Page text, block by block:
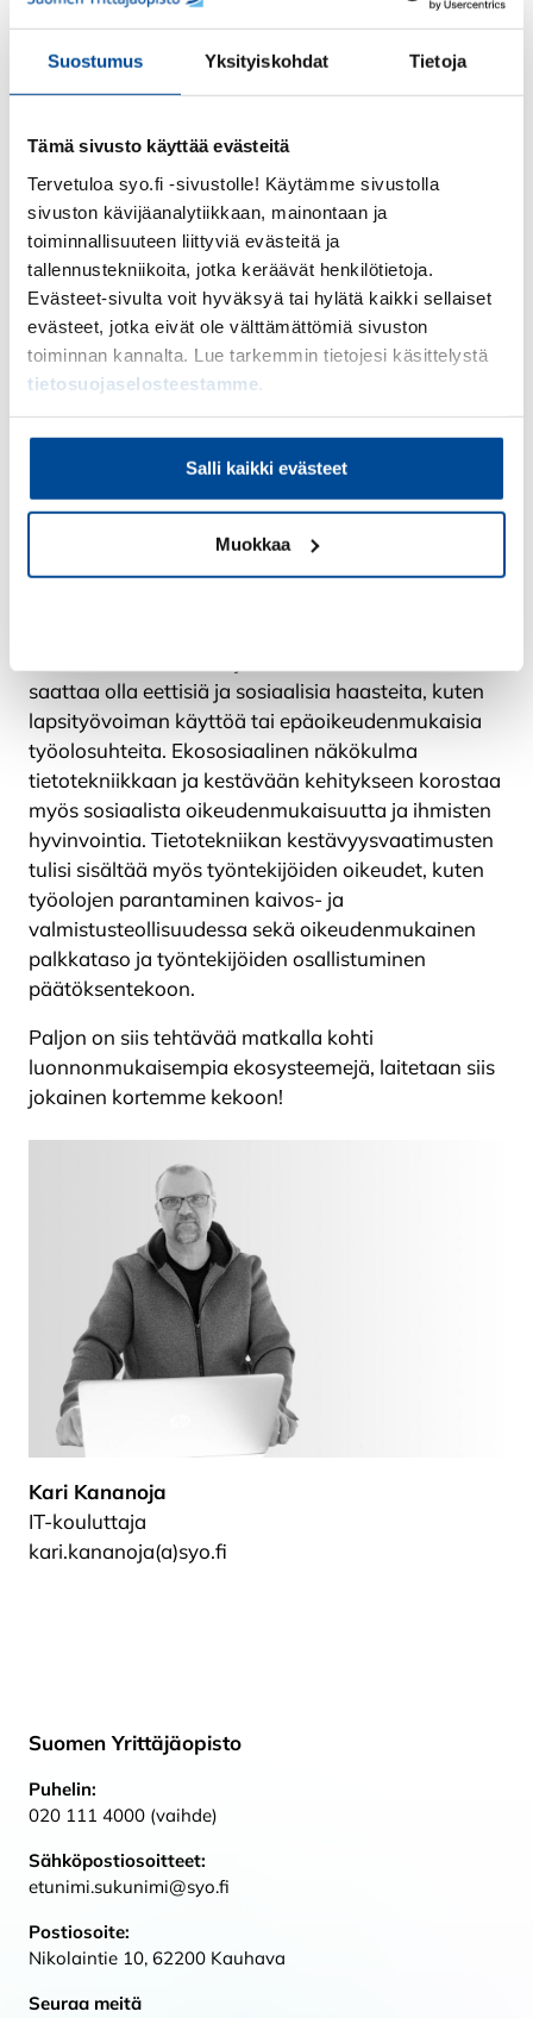
Suostumus Yksityiskohdat Tietoja
Tämä sivusto käyttää evästeitä
Tervetuloa syo.fi -sivustolle! Käytämme sivustolla
sivuston kävijäanalytiikkaan, mainontaan ja
toiminnallisuuteen liittyviä evästeitä ja
tallennustekniikoita, jotka keräävät henkilötietoja.
Evästeet-sivulta voit hyväksyä tai hylätä kaikki sellaiset
evästeet, jotka eivät ole välttämättömiä sivuston
toiminnan kannalta. Lue tarkemmin tietojesi käsittelystä
tietosuojaselosteestamme
Salli kaikki evästeet
Muokkaa
Lisäksi elektroniikkalaitteiden valmistus ja käyttö
kuten elektroniikkajätteitä, jotka päätyvät usein
kaatopaikoille tai väärin käsiteltyinä ympäristöön.
terveysriskejä paikallisille yhteisöille sekä luontoon.
Ekososiaalinen näkökulma
Tietotekniikan ja kestävän kehityksen välisen
suhteen tarkasteluun voi myös sisällyttää
ekososiaalisen näkökulman. Ekososiaalinen
näkökulma korostaa luonnon ja yhteiskunnan
välisen tasapainon merkitystä kestävässä
kehityksessä. Yksi keskeinen osa ekososiaalista
aineiden kestävä käyttö. Tietotekniikan laitteet,
kuten älypuhelimet, tietokoneet ja muut
elektroniset laitteet, sisältävät monia arvokkaita ja
usein harvinaisia raaka-aineita, kuten litiumia,
saattaa olla eettisiä ja sosiaalisia haasteita, kuten
lapsityövoiman käyttöä tai epäoikeudenmukaisia
työolosuhteita. Ekososiaalinen näkökulma
tietotekniikkaan ja kestävään kehitykseen korostaa
myös sosiaalista oikeudenmukaisuutta ja ihmisten
hyvinvointia. Tietotekniikan kestävyysvaatimusten
tulisi sisältää myös työntekijöiden oikeudet, kuten
työolojen parantaminen kaivos- ja
valmistusteollisuudessa sekä oikeudenmukainen
palkkataso ja työntekijöiden osallistuminen
päätöksentekoon.
Paljon on siis tehtävää matkalla kohti
luonnonmukaisempia ekosysteemejä, laitetaan siis
jokainen kortemme kekoon!
Kari Kananoja
IT-kouluttaja
kari.kananoja(a)syo.fi
Suomen Yrittäjäopisto
Puhelin:
020 111 4000 (vaihde)
Sähköpostiosoitteet:
etunimi.sukunimi@syo.fi
Postiosoite:
Nikolaintie 10, 62200 Kauhava
Seuraa meitä